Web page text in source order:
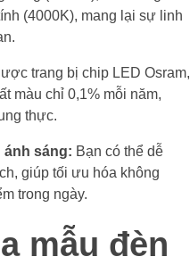
(4000K), mang lại sự linh
trang bị chip LED Osram,
màu chỉ 0,1% mỗi năm,
thực.
ánh sáng: Bạn có thể dễ
giúp tối ưu hóa không
trong ngày.
mẫu đèn